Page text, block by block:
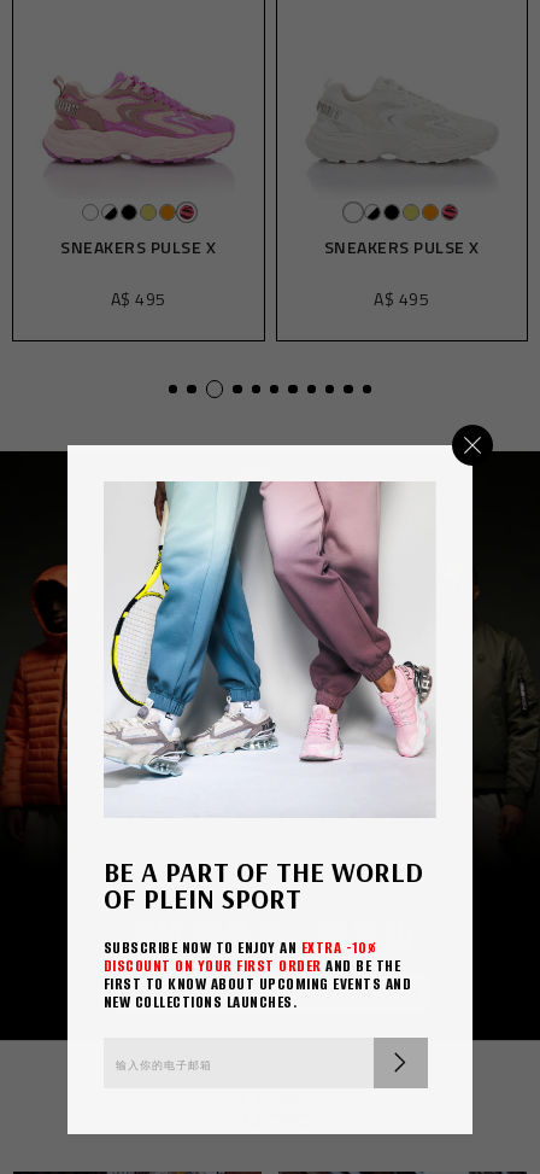
BE A PART OF THE WORLD
OF PLEIN SPORT
SUBSCRIBE NOW TO ENJOY AN EXTRA -10%
DISCOUNT ON YOUR FIRST ORDERAND BE THE
FIRST TO KNOW ABOUT UPCOMING EVENTS AND
NEW COLLECTIONS LAUNCHES.
SNEAKERS PULSE X
A$ 495
SNEAKERS PULSE X
A$ 495
高性能外套。零妥协
JACKETS MEN JACKETS WOMEN